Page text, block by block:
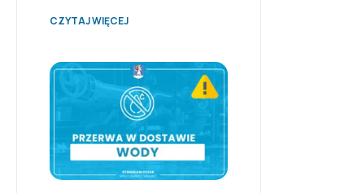
CZYTAJ WIĘCEJ